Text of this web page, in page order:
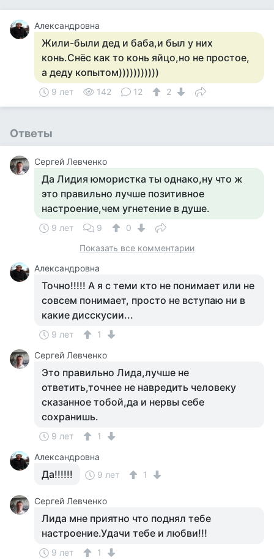
Александровна
Жили-были дед и баба,и был у них
конь.Снёс как то конь яйцо,но не простое,
а деду копытом)))))))))))
9 лет 142 12 2
Ответы
Сергей Левченко
Да Лидия юмористка ты однако,ну что ж
это правильно лучше позитивное
настроение,чем угнетение в душе.
9 лет 9
0
Показать все комментарии
Александровна
Точно!!!!! А я с теми кто не понимает или не
совсем понимает, просто не вступаю ни в
какие дисскусии...
9 лет
1
Сергей Левченко
Это правильно Лида,лучше не
ответить,точнее не навредить человеку
сказанное тобой,да и нервы себе
сохранишь.
9 лет
1
Александровна
Да!!!!!! 9 лет 1
Сергей Левченко
Лида мне приятно что поднял тебе
настроение.Удачи тебе и любви!!!
9 лет
1